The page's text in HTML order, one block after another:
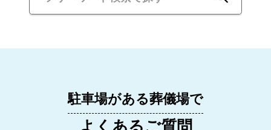
駐車場がある葬儀場で
よくあるご質問